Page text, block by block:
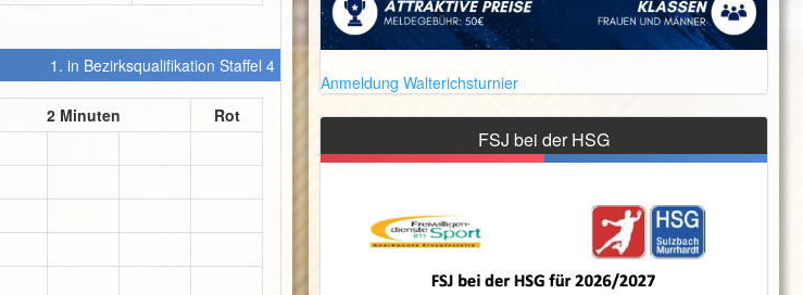
1. in Bezirksqualifikation Staffel 4
2 Minuten
Rot
Anmeldung Walterichsturnier
FSJ bei der HSG